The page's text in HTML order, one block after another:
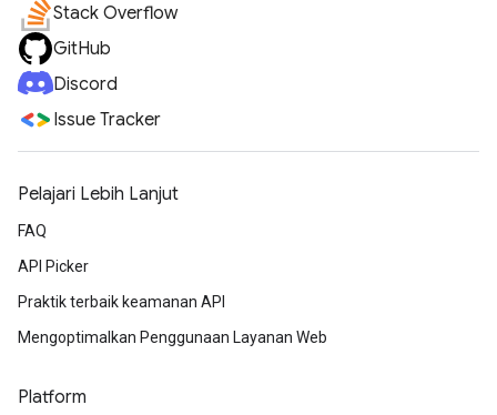
Stack Overflow
GitHub
Discord
Issue Tracker
Pelajari Lebih Lanjut
FAQ
API Picker
Praktik terbaik keamanan API
Mengoptimalkan Penggunaan Layanan Web
Platform